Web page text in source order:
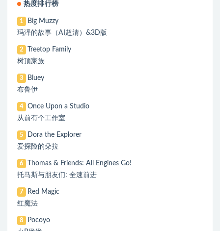
热度排行榜
1
Big Muzzy
玛泽的故事（AI超清）&3D版
2
Treetop Family
树顶家族
3
Bluey
布鲁伊
4
Once Upon a Studio
从前有个工作室
5
Dora the Explorer
爱探险的朵拉
6
Thomas & Friends: All Engines Go!
托马斯与朋友们: 全速前进
7
Red Magic
红魔法
8
Pocoyo